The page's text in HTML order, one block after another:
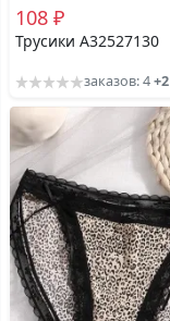
108 ₽
Трусики A32527130
заказов: 4+2